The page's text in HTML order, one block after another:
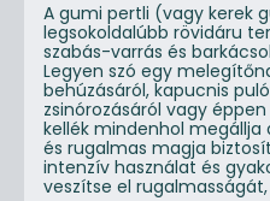
A gumi pertli (vagy kerek
legsokoldalúbb rövidáru
szabás-varrás és
Legyen szó egy
behúzásáról, kapucnis
zsinórozásáról vagy
kellék mindenhol megállja
és rugalmas magja
intenzív használat és
veszítse el